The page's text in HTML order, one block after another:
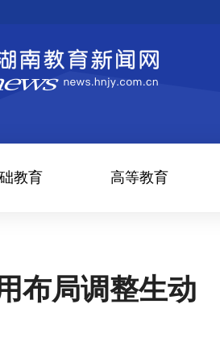
教育 高等教育
布局调整生动